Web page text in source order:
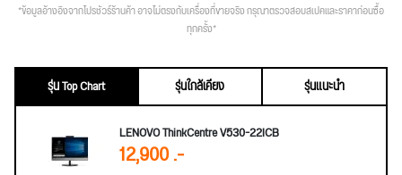
*ข้อมูลอ้างอิงจากโปรชัวร์ร้านค้า อาจไม่ตรงกับเครื่องที่ขายจริง กรุณาตรวจสอบสเปคและราคาก่อนซื้อ
ทุกครั้ง*
รุ่น Top Chart รุ่นใกล้เคียง
รุ่นแนะนำ
LENOVO ThinkCentre V530-22ICB
12,900 .-